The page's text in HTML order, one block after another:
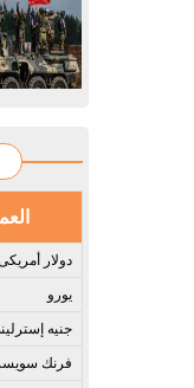
دولار
يورو​
جنيه
فرنك